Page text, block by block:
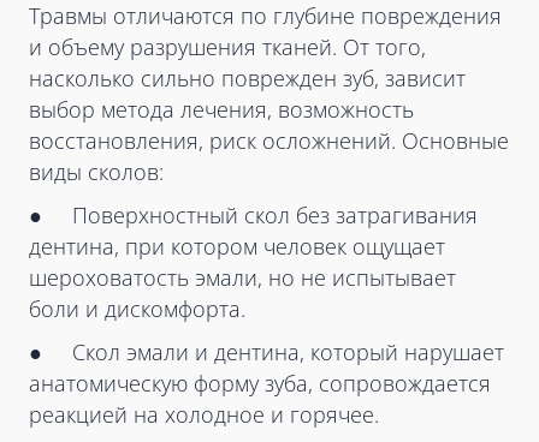
Травмы отличаются по глубине повреждения
и объему разрушения тканей. От того,
насколько сильно поврежден зуб, зависит
выбор метода лечения, возможность
восстановления, риск осложнений. Основные
виды сколов:
● Поверхностный скол без затрагивания
дентина, при котором человек ощущает
шероховатость эмали, но не испытывает
боли и дискомфорта.
● Скол эмали и дентина, который нарушает
анатомическую форму зуба, сопровождается
реакцией на холодное и горячее.